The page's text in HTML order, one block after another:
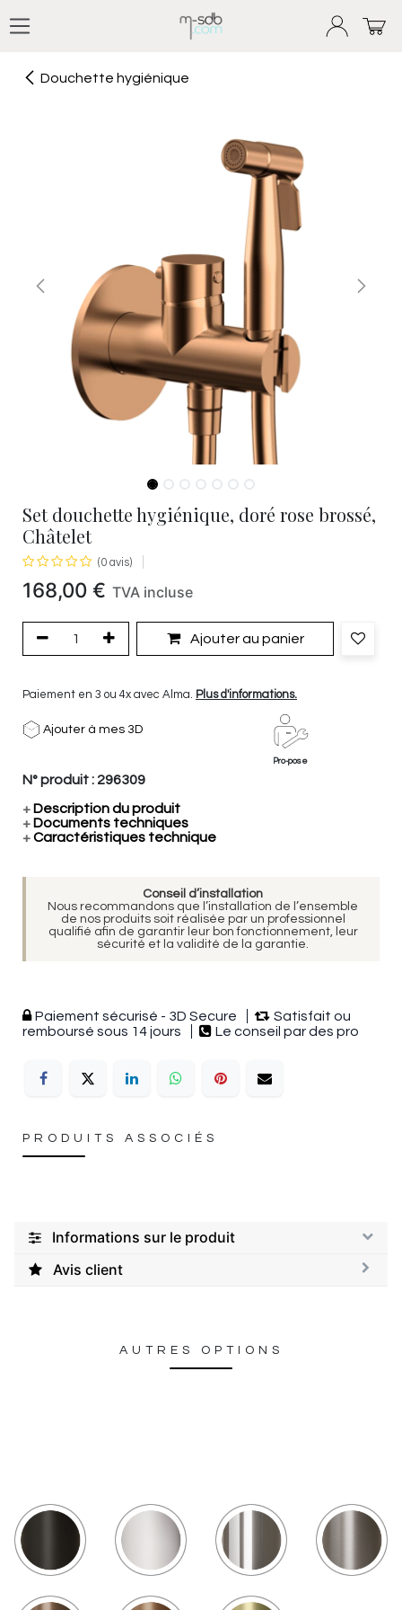
Douchette hygiénique
Set douchette hygiénique, doré rose brossé,
Châtelet
(0 avis)
168,00 € TVA incluse
Ajouter au panier
Paiement en 3 ou 4x avec Alma. Plus d'informations.
Ajouter à mes 3D
Pro-pose
N° produit : 296309
+ Description du produit
+ Documents techniques
+Caractéristiques technique
Conseil d’installation
Nous recommandons que l’installation de l’ensemble
de nos produits soit réalisée par un professionnel
qualifié afin de garantir leur bon fonctionnement, leur
sécurité et la validité de la garantie.
Paiement sécurisé - 3D Secure
Satisfait ou
remboursé sous 14 jours
Le conseil par des pro
PRODUITS ASSOCIÉS
Informations sur le produit
Avis client
AUTRES OPTIONS